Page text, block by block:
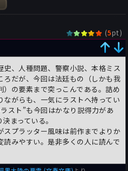
(5pt)
史、人種問題、警察小説、本格ミス
ろだが、今回は法廷もの（しかも我
の要素まで突っこんである。詰め
ながらも、一気にラストへ持ってい
スト”も今回はかなり説得力があ
まっている。
スプラッター風味は前作までよりか
読みやすい。是非多くの人に読んで